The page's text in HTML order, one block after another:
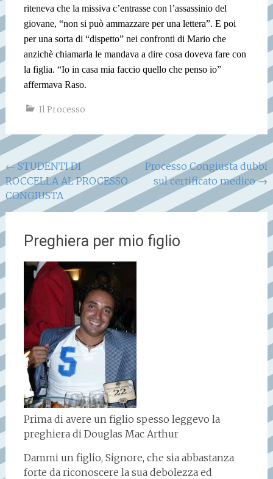
riteneva che la missiva c’entrasse con l’assassinio del
giovane, “non si può ammazzare per una lettera”. E poi
per una sorta di “dispetto” nei confronti di Mario che
anzichè chiamarla le mandava a dire cosa doveva fare con
la figlia. “Io in casa mia faccio quello che penso io”
affermava Raso.
Il Processo
Navigazione
articoli
←STUDENTI DI
ROCCELLA AL PROCESSO
CONGIUSTA
Processo Congiusta dubbi
sul certificato medico→
Preghiera per mio figlio
Prima di avere un figlio spesso leggevo la
preghiera di Douglas Mac Arthur
Dammi un figlio, Signore, che sia abbastanza
forte da riconoscere la sua debolezza ed